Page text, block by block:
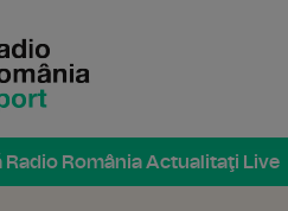
Radio România Actualitaţi Live